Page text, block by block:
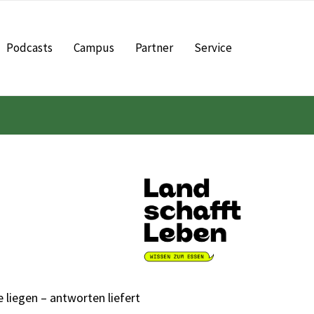
Podcasts Campus Partner Service
liegen – antworten liefert